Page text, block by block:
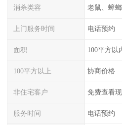
消杀类容 老鼠、蟑
上门服务时间 电话预约
面积 100平方以
100平方以上 协商价格
非住宅客户 免费查看
服务时间 电话预约